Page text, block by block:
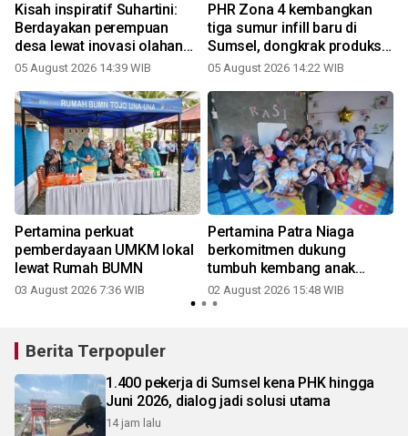
Kisah inspiratif Suhartini:
Berdayakan perempuan
desa lewat inovasi olahan
pinang
05 August 2026 14:39 WIB
PHR Zona 4 kembangkan
tiga sumur infill baru di
Sumsel, dongkrak produksi
migas nasional
05 August 2026 14:22 WIB
Pertamina perkuat
pemberdayaan UMKM lokal
lewat Rumah BUMN
03 August 2026 7:36 WIB
Pertamina Patra Niaga
berkomitmen dukung
tumbuh kembang anak
Indonesia
02 August 2026 15:48 WIB
Berita Terpopuler
1.400 pekerja di Sumsel kena PHK hingga
Juni 2026, dialog jadi solusi utama
14 jam lalu